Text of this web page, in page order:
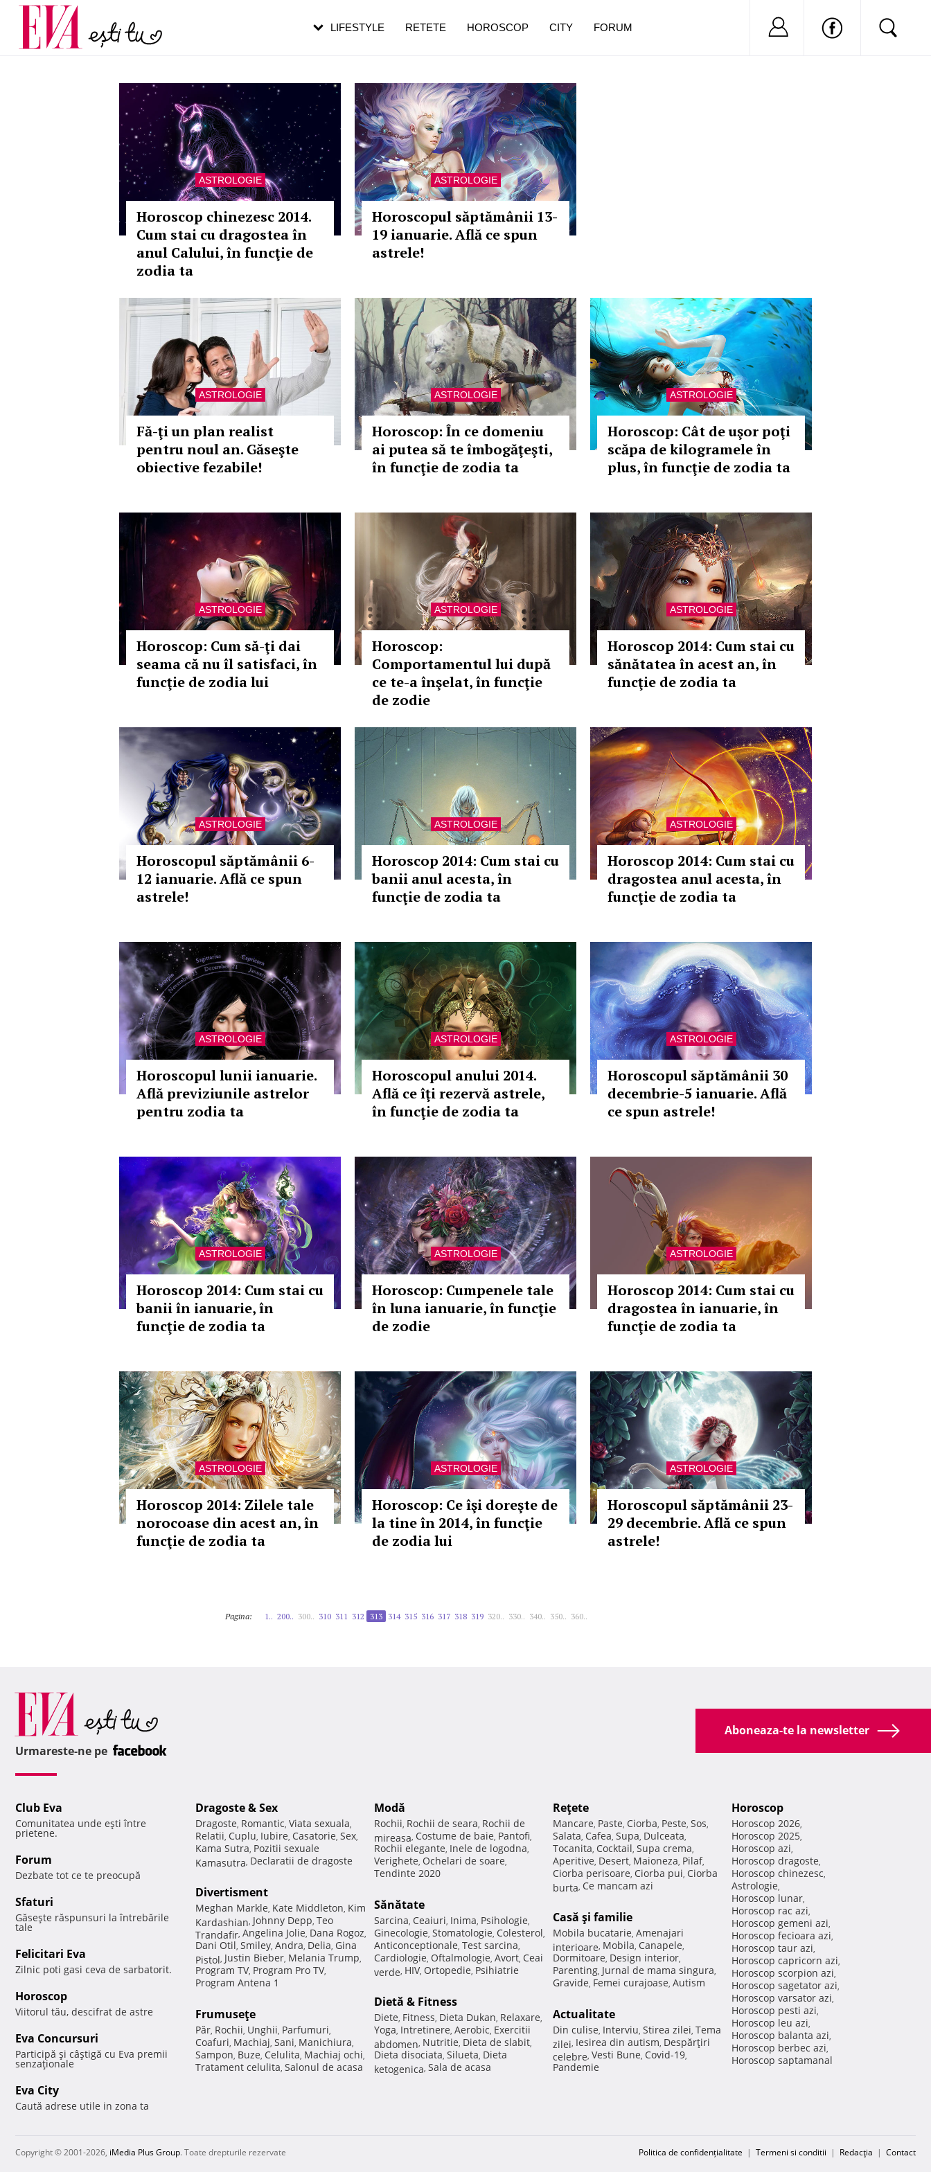
ASTROLOGIE
Horoscop chinezesc 2014.
Cum stai cu dragostea în
anul Calului, în funcţie de
zodia ta
ASTROLOGIE
Horoscopul săptămânii 13-
19 ianuarie. Află ce spun
astrele!
ASTROLOGIE
Fă-ţi un plan realist
pentru noul an. Găseşte
obiective fezabile!
ASTROLOGIE
Horoscop: În ce domeniu
ai putea să te îmbogăţeşti,
în funcţie de zodia ta
ASTROLOGIE
Horoscop: Cât de uşor poţi
scăpa de kilogramele în
plus, în funcţie de zodia ta
ASTROLOGIE
Horoscop: Cum să-ţi dai
seama că nu îl satisfaci, în
funcţie de zodia lui
ASTROLOGIE
Horoscop:
Comportamentul lui după
ce te-a înşelat, în funcţie
de zodie
ASTROLOGIE
Horoscop 2014: Cum stai cu
sănătatea în acest an, în
funcţie de zodia ta
ASTROLOGIE
Horoscopul săptămânii 6-
12 ianuarie. Află ce spun
astrele!
ASTROLOGIE
Horoscop 2014: Cum stai cu
banii anul acesta, în
funcţie de zodia ta
ASTROLOGIE
Horoscop 2014: Cum stai cu
dragostea anul acesta, în
funcţie de zodia ta
ASTROLOGIE
Horoscopul lunii ianuarie.
Află previziunile astrelor
pentru zodia ta
ASTROLOGIE
Horoscopul anului 2014.
Află ce îţi rezervă astrele,
în funcţie de zodia ta
ASTROLOGIE
Horoscopul săptămânii 30
decembrie-5 ianuarie. Află
ce spun astrele!
ASTROLOGIE
Horoscop 2014: Cum stai cu
banii în ianuarie, în
funcţie de zodia ta
ASTROLOGIE
Horoscop: Cumpenele tale
în luna ianuarie, în funcţie
de zodie
ASTROLOGIE
Horoscop 2014: Cum stai cu
dragostea în ianuarie, în
funcţie de zodia ta
ASTROLOGIE
Horoscop 2014: Zilele tale
norocoase din acest an, în
funcţie de zodia ta
ASTROLOGIE
Horoscop: Ce îşi doreşte de
la tine în 2014, în funcţie
de zodia lui
ASTROLOGIE
Horoscopul săptămânii 23-
29 decembrie. Află ce spun
astrele!
Pagina: 1.. 200.. 300.. 310 311 312 313 314 315 316 317 318 319 320.. 330.. 340.. 350.. 360..
LIFESTYLE RETETE HOROSCOP CITY FORUM Nu ai cont?
Carieră
Actualitate
pe măsură ce înaintezi în vârstă
de dureroasă este investigația
Aboneaza-te la newsletter
Urmareste-ne pe
Club Eva
Comunitatea unde eşti între
prietene.
Forum
Dezbate tot ce te preocupă
Sfaturi
Găseşte răspunsuri la întrebările
tale
Felicitari Eva
Zilnic poti gasi ceva de sarbatorit.
Horoscop
Viitorul tău, descifrat de astre
Eva Concursuri
Participă şi câştigă cu Eva premii
senzaţionale
Eva City
Caută adrese utile in zona ta
Dragoste & Sex
Dragoste, Romantic, Viata sexuala,
Relatii, Cuplu, Iubire, Casatorie, Sex,
Kama Sutra, Pozitii sexuale
Kamasutra, Declaratii de dragoste
Divertisment
Meghan Markle, Kate Middleton, Kim
Kardashian, Johnny Depp, Teo
Trandafir, Angelina Jolie, Dana Rogoz,
Dani Otil, Smiley, Andra, Delia, Gina
Pistol, Justin Bieber, Melania Trump,
Program TV, Program Pro TV,
Program Antena 1
Frumuseţe
Păr, Rochii, Unghii, Parfumuri,
Coafuri, Machiaj, Sani, Manichiura,
Sampon, Buze, Celulita, Machiaj ochi,
Tratament celulita, Salonul de acasa
Modă
Rochii, Rochii de seara, Rochii de
mireasa, Costume de baie, Pantofi,
Rochii elegante, Inele de logodna,
Verighete, Ochelari de soare,
Tendinte 2020
Sănătate
Sarcina, Ceaiuri, Inima, Psihologie,
Ginecologie, Stomatologie, Colesterol,
Anticonceptionale, Test sarcina,
Cardiologie, Oftalmologie, Avort, Ceai
verde, HIV, Ortopedie, Psihiatrie
Dietă & Fitness
Diete, Fitness, Dieta Dukan, Relaxare,
Yoga, Intretinere, Aerobic, Exercitii
abdomen, Nutritie, Dieta de slabit,
Dieta disociata, Silueta, Dieta
ketogenica, Sala de acasa
Reţete
Mancare, Paste, Ciorba, Peste, Sos,
Salata, Cafea, Supa, Dulceata,
Tocanita, Cocktail, Supa crema,
Aperitive, Desert, Maioneza, Pilaf,
Ciorba perisoare, Ciorba pui, Ciorba
burta, Ce mancam azi
Casă şi familie
Mobila bucatarie, Amenajari
interioare, Mobila, Canapele,
Dormitoare, Design interior,
Parenting, Jurnal de mama singura,
Gravide, Femei curajoase, Autism
Actualitate
Din culise, Interviu, Stirea zilei, Tema
zilei, Iesirea din autism, Despărţiri
celebre, Vesti Bune, Covid-19,
Pandemie
Horoscop
Horoscop 2026,
Horoscop 2025,
Horoscop azi,
Horoscop dragoste,
Horoscop chinezesc,
Astrologie,
Horoscop lunar,
Horoscop rac azi,
Horoscop gemeni azi,
Horoscop fecioara azi,
Horoscop taur azi,
Horoscop capricorn azi,
Horoscop scorpion azi,
Horoscop sagetator azi,
Horoscop varsator azi,
Horoscop pesti azi,
Horoscop leu azi,
Horoscop balanta azi,
Horoscop berbec azi,
Horoscop saptamanal
Copyright © 2001-2026, iMedia Plus Group. Toate drepturile rezervate Politica de confidențialitate | Termeni si conditii | Redacţia | Contact